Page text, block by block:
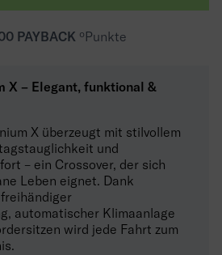
PAYBACK ºPunkte
X – Elegant, funktional &
X überzeugt mit stilvollem
und
– ein Crossover, der sich
Leben eignet. Dank
automatischer Klimaanlage
wird jede Fahrt zum